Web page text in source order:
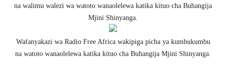
na walimu walezi wa watoto wanaolelewa katika kituo cha Buhangija
Mjini Shinyanga.
Wafanyakazi wa Radio Free Africa wakipiga picha ya kumbukumbu
na watoto wanaolelewa katika kituo cha Buhangija Mjini Shinyanga.